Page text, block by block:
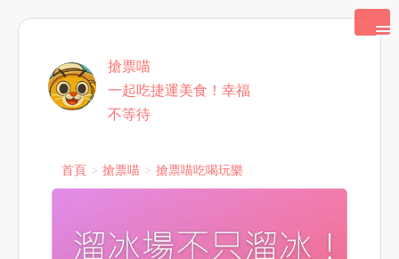
搶票喵
一起吃捷運美食！幸福
不等待
首頁 搶票喵 搶票喵吃喝玩樂